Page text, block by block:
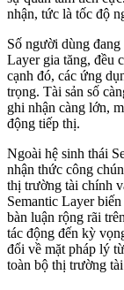
nhận, tức là tốc độ
Số người dùng
Layer gia tăng, đều
cạnh đó, các ứng
trọng. Tài sản số
ghi nhận càng lớn,
động tiếp thị.
Ngoài hệ sinh thái
nhận thức công
thị trường tài chính
Semantic Layer
bàn luận rộng rãi
tác động đến kỳ
đổi về mặt pháp lý
toàn bộ thị trường